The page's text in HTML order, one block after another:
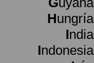
Hungría
India
Indonesia